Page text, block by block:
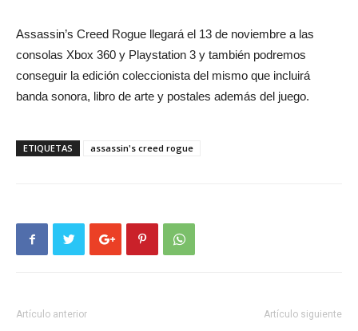
Assassin’s Creed Rogue llegará el 13 de noviembre a las
consolas Xbox 360 y Playstation 3 y también podremos
conseguir la edición coleccionista del mismo que incluirá
banda sonora, libro de arte y postales además del juego.
ETIQUETAS assassin's creed rogue
Artículo anterior Artículo siguiente